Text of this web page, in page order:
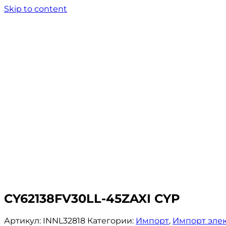
Skip to content
CY62138FV30LL-45ZAXI CYP
Артикул: INNL32818 Категории: Импорт, Импорт